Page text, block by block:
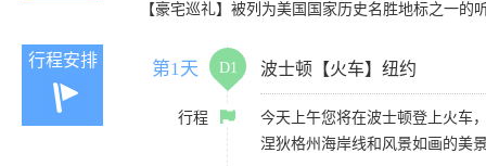
【豪宅巡礼】被列为美国国家历史名胜地标之一
行程安排 第1天 D1 波士顿【火车】纽约
行程
今天上午您将在波士顿登上火车
涅狄格州海岸线和风景如画的美